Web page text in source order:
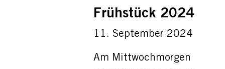
Frühstück 2024
11. September 2024
Am Mittwochmorgen